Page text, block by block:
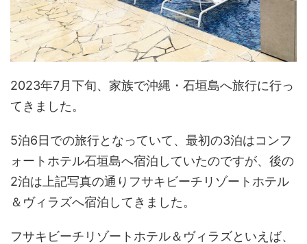
2023年7月下旬、家族で沖縄・石垣島へ旅行に行っ
てきました。
5泊6日での旅行となっていて、最初の3泊はコンフ
ォートホテル石垣島へ宿泊していたのですが、後の
2泊は上記写真の通りフサキビーチリゾートホテル
＆ヴィラズへ宿泊してきました。
フサキビーチリゾートホテル＆ヴィラズといえば、